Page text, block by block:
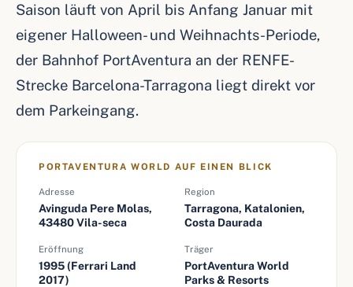
Saison läuft von April bis Anfang Januar mit
eigener Halloween- und Weihnachts-Periode,
der Bahnhof PortAventura an der RENFE-
Strecke Barcelona-Tarragona liegt direkt vor
dem Parkeingang.
PORTAVENTURA WORLD AUF EINEN BLICK
Adresse
Avinguda Pere Molas,
43480 Vila-seca
Region
Tarragona, Katalonien,
Costa Daurada
Eröffnung
1995 (Ferrari Land
2017)
Träger
PortAventura World
Parks & Resorts